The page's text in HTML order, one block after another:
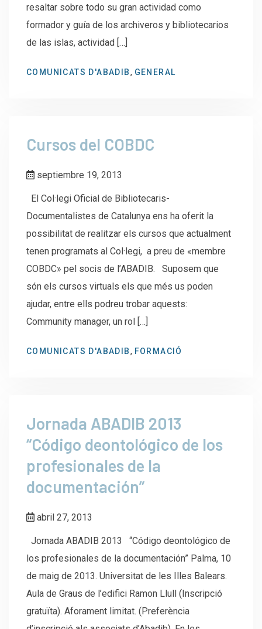
resaltar sobre todo su gran actividad como
formador y guía de los archiveros y bibliotecarios
de las islas, actividad […]
COMUNICATS D'ABADIB, GENERAL
Cursos del COBDC
septiembre 19, 2013
El Col·legi Oficial de Bibliotecaris-
Documentalistes de Catalunya ens ha oferit la
possibilitat de realitzar els cursos que actualment
tenen programats al Col·legi, a preu de «membre
COBDC» pel socis de l’ABADIB. Suposem que
són els cursos virtuals els que més us poden
ajudar, entre ells podreu trobar aquests:
Community manager, un rol […]
COMUNICATS D'ABADIB, FORMACIÓ
Jornada ABADIB 2013
“Código deontológico de los
profesionales de la
documentación”
abril 27, 2013
Jornada ABADIB 2013 “Código deontológico de
los profesionales de la documentación” Palma, 10
de maig de 2013. Universitat de les Illes Balears.
Aula de Graus de l’edifici Ramon Llull (Inscripció
gratuïta). Aforament limitat. (Preferència